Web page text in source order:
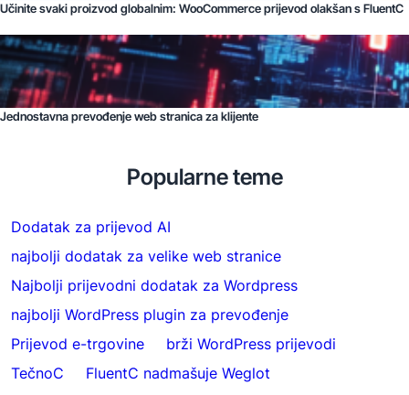
Učinite svaki proizvod globalnim: WooCommerce prijevod olakšan s FluentC
Jednostavna prevođenje web stranica za klijente
Popularne teme
Dodatak za prijevod AI
najbolji dodatak za velike web stranice
Najbolji prijevodni dodatak za Wordpress
najbolji WordPress plugin za prevođenje
Prijevod e-trgovine
brži WordPress prijevodi
TečnoC
FluentC nadmašuje Weglot